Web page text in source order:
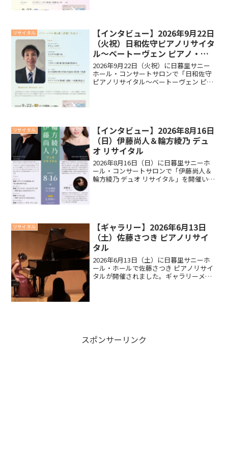
リサイタル
【インタビュー】2026年9月22日
（火祝）日和佐守ピアノリサイタ
ル～ベートーヴェン ピアノ・ソ
ナタ 第８番 《悲愴》 作品13～
2026年9月22日（火祝）に日暮里サニー
ホール・コンサートサロンで「日和佐守
ピアノリサイタル～ベートーヴェン ピア
リサイタル
【インタビュー】2026年8月16日
（日）伊藤尚人＆輪方綾乃 デュ
オ リサイタル
2026年8月16日（日）に日暮里サニーホ
ール・コンサートサロンで「伊藤尚人＆
輪方綾乃 デュオ リサイタル」を開催いた
リサイタル
【ギャラリー】2026年6月13日
（土）佐藤さつき ピアノリサイ
タル
2026年6月13日（土）に日暮里サニーホ
ール・ホールで佐藤さつき ピアノリサイ
タルが開催されました。ギャラリーメッ
スポンサーリンク